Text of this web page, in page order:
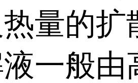
量的扩
一般由